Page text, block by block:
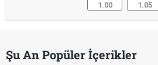
1.00
1.05
Şu An Popüler İçerikler